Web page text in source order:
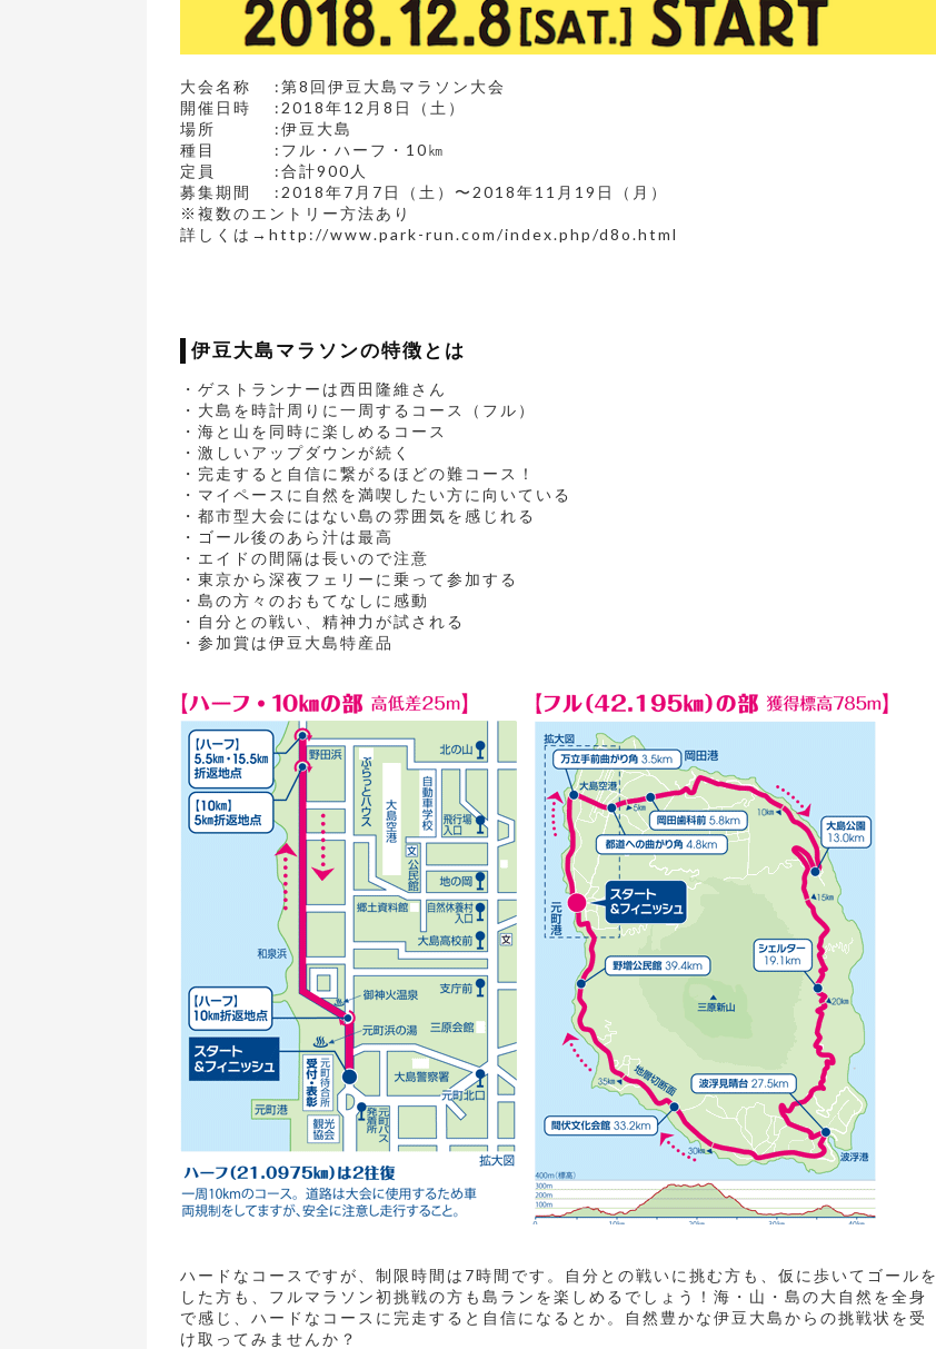
大会名称 :第8回伊豆大島マラソン大会
開催日時 :2018年12月8日（土）
場所 :伊豆大島
種目 :フル・ハーフ・10㎞
定員 :合計900人
募集期間 :2018年7月7日（土）〜2018年11月19日（月）
※複数のエントリー方法あり
詳しくは→http://www.park-run.com/index.php/d8o.html
伊豆大島マラソンの特徴とは
・ゲストランナーは西田隆維さん
・大島を時計周りに一周するコース（フル）
・海と山を同時に楽しめるコース
・激しいアップダウンが続く
・完走すると自信に繋がるほどの難コース！
・マイペースに自然を満喫したい方に向いている
・都市型大会にはない島の雰囲気を感じれる
・ゴール後のあら汁は最高
・エイドの間隔は長いので注意
・東京から深夜フェリーに乗って参加する
・島の方々のおもてなしに感動
・自分との戦い、精神力が試される
・参加賞は伊豆大島特産品
ハードなコースですが、制限時間は7時間です。自分との戦いに挑む方も、仮に歩いてゴールを
した方も、フルマラソン初挑戦の方も島ランを楽しめるでしょう！海・山・島の大自然を全身
で感じ、ハードなコースに完走すると自信になるとか。自然豊かな伊豆大島からの挑戦状を受
け取ってみませんか？